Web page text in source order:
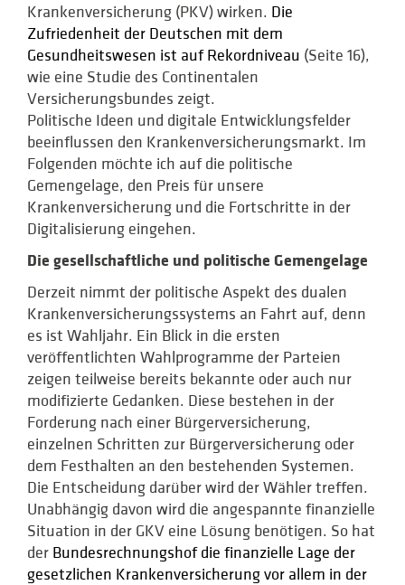
Krankenversicherung (PKV) wirken. Die
Zufriedenheit der Deutschen mit dem
Gesundheitswesen ist auf Rekordniveau (Seite 16),
wie eine Studie des Continentalen
Versicherungsbundes zeigt.
Politische Ideen und digitale Entwicklungsfelder
beeinflussen den Krankenversicherungsmarkt. Im
Folgenden möchte ich auf die politische
Gemengelage, den Preis für unsere
Krankenversicherung und die Fortschritte in der
Digitalisierung eingehen.
Die gesellschaftliche und politische Gemengelage
Derzeit nimmt der politische Aspekt des dualen
Krankenversicherungs­systems an Fahrt auf, denn
es ist Wahljahr. Ein Blick in die ersten
veröffentlichten Wahlprogramme der Parteien
zeigen teilweise bereits bekannte oder auch nur
modifizierte Gedanken. Diese bestehen in der
Forderung nach einer Bürgerversicherung,
einzelnen Schritten zur Bürgerversicherung oder
dem Festhalten an den bestehenden Systemen.
Die Entscheidung darüber wird der Wähler treffen.
Unabhängig davon wird die angespannte finanzielle
Situation in der GKV eine Lösung benötigen. So hat
der Bundesrechnungshof die finanzielle Lage der
gesetzlichen Krankenversicherung vor allem in der